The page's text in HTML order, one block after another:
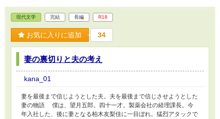
現代文学 完結 長編 R18
お気に入りに追加 34
妻の裏切りと夫の考え
kana_01
妻を最後まで信じようとした夫。夫を最後まで信じさせようとした
妻の物語 僕は、望月五郎。四十一才。製薬会社の経理課長。今
年入社した、後に妻となる柏木友梨佳に一目ぼれ。猛烈アタックで